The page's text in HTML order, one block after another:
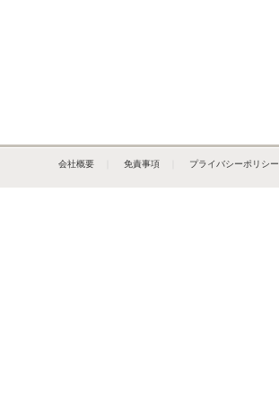
会社概要 免責事項 プライバシーポリシー